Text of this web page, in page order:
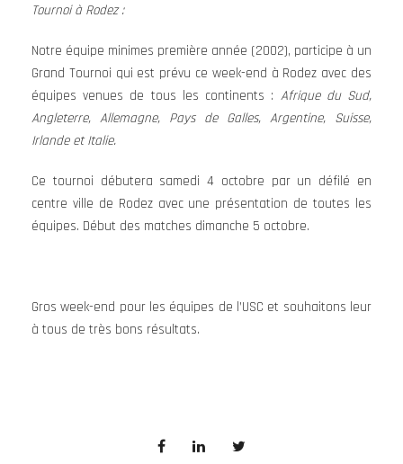
Tournoi à Rodez :
Notre équipe minimes première année (2002), participe à un
Grand Tournoi qui est prévu ce week-end à Rodez avec des
équipes venues de tous les continents : Afrique du Sud,
Angleterre, Allemagne, Pays de Galles, Argentine, Suisse,
Irlande et Italie.
Ce tournoi débutera samedi 4 octobre par un défilé en
centre ville de Rodez avec une présentation de toutes les
équipes. Début des matches dimanche 5 octobre.
Gros week-end pour les équipes de l’USC et souhaitons leur
à tous de très bons résultats.